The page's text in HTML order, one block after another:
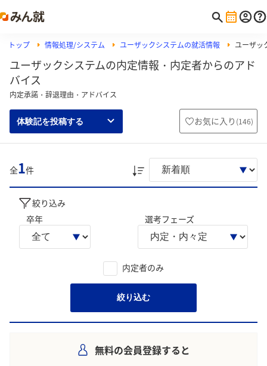
トップ 情報処理/システム ユーザックシステムの就活情報 ユーザッ
ユーザックシステムの内定情報・内定者からのアド
バイス
内定承諾・辞退理由・アドバイス
体験記を投稿する お気に入り (146)
全1件
絞り込み
卒年
選考フェーズ
内定者のみ
絞り込む
無料の会員登録すると